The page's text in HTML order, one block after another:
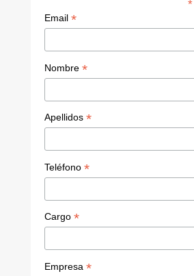
*
Email *
Nombre *
Apellidos *
Teléfono *
Cargo *
Empresa *